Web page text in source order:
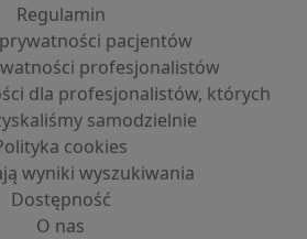
Regulamin
pacjentów
profesjonalistów
dla profesjonalistów, których
samodzielnie
cookies
wyniki wyszukiwania
Dostępność
O nas